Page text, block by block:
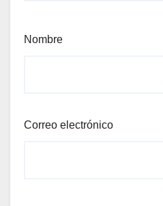
Nombre
Correo electrónico